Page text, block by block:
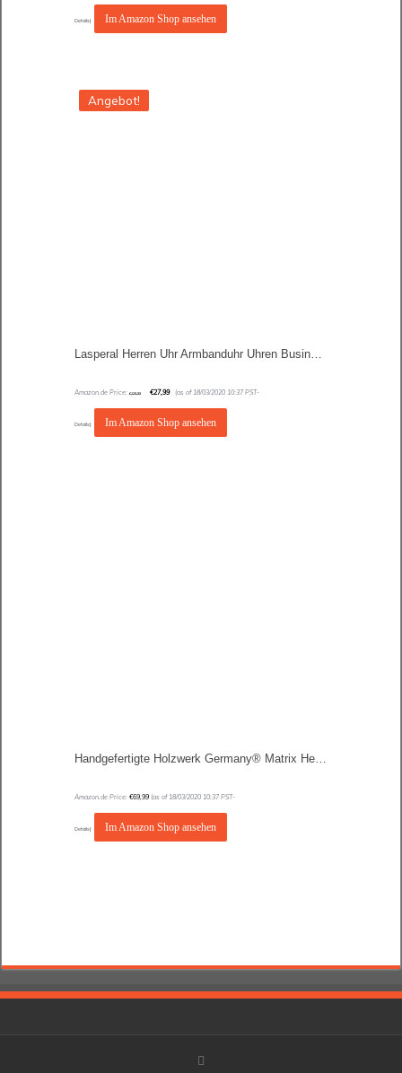
Details) Im Amazon Shop ansehen
Angebot!
Lasperal Herren Uhr Armbanduhr Uhren Business Luxus Wasserdicht Quarzuhr Businessuhr Analog mit Datumsanzeige Edelstahl Sport Schwarz Rund
Amazon.de Price:€139,99 €27,99 (as of 18/03/2020 10:37 PST-
Details) Im Amazon Shop ansehen
Handgefertigte Holzwerk Germany® Matrix Herren-Uhr Öko Natur Holz-Uhr Holz Armband-Uhr Braun Schwarz Zebra Muster Analog Quarz-Uhr Future Edition Datum und Wochentag Anzeige
Amazon.de Price: €69,99(as of 18/03/2020 10:37 PST-
Details) Im Amazon Shop ansehen